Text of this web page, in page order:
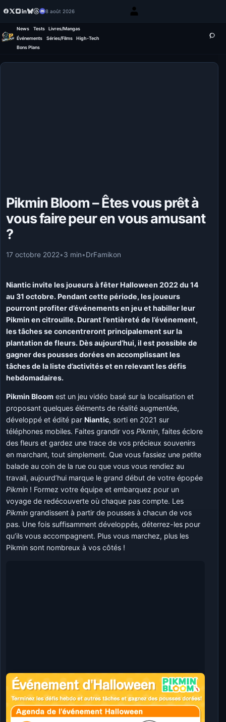
8 août 2026
News Tests
Livres/Mangas
Événements
Séries/Films
High-Tech
Bons Plans
Pikmin Bloom – Êtes vous prêt à
vous faire peur en vous amusant
?
17 octobre 2022•3 min•DrFamikon
Niantic invite les joueurs à fêter Halloween 2022 du 14
au 31 octobre. Pendant cette période, les joueurs
pourront profiter d’événements en jeu et habiller leur
Pikmin en citrouille. Durant l’entièreté de l’événement,
les tâches se concentreront principalement sur la
plantation de fleurs. Dès aujourd’hui, il est possible de
gagner des pousses dorées en accomplissant les
tâches de la liste d’activités et en relevant les défis
hebdomadaires.
Pikmin Bloom est un jeu vidéo basé sur la localisation et
proposant quelques éléments de réalité augmentée,
développé et édité par Niantic, sorti en 2021 sur
téléphones mobiles. Faites grandir vosPikmin, faites éclore
des fleurs et gardez une trace de vos précieux souvenirs
en marchant, tout simplement. Que vous fassiez une petite
balade au coin de la rue ou que vous vous rendiez au
travail, aujourd’hui marque le grand début de votre épopée
Pikmin ! Formez votre équipe et embarquez pour un
voyage de redécouverte où chaque pas compte. Les
Pikmin grandissent à partir de pousses à chacun de vos
pas. Une fois suffisamment développés, déterrez-les pour
qu’ils vous accompagnent. Plus vous marchez, plus les
Pikmin sont nombreux à vos côtés !